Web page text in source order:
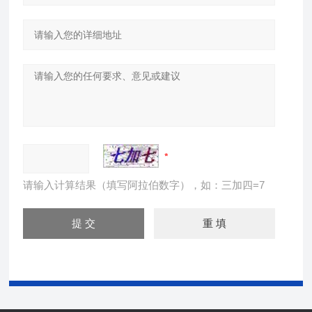
请输入计算结果（填写阿拉伯数字），如：三加四=7